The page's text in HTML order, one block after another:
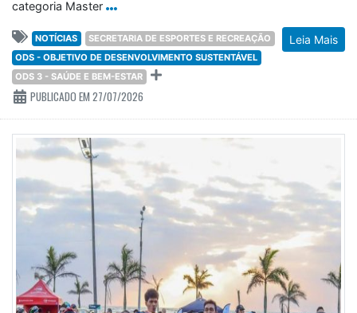
categoria Master
Leia Mais
NOTÍCIAS
SECRETARIA DE ESPORTES E RECREAÇÃO
ODS - OBJETIVO DE DESENVOLVIMENTO SUSTENTÁVEL
ODS 3 - SAÚDE E BEM-ESTAR
PUBLICADO EM 27/07/2026